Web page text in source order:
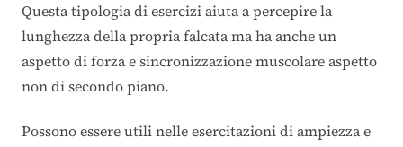
Questa tipologia di esercizi aiuta a percepire la
lunghezza della propria falcata ma ha anche un
aspetto di forza e sincronizzazione muscolare aspetto
non di secondo piano.
Possono essere utili nelle esercitazioni di ampiezza e